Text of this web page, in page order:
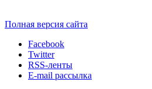
Полная версия сайта
Facebook
Twitter
RSS-ленты
E-mail рассылка